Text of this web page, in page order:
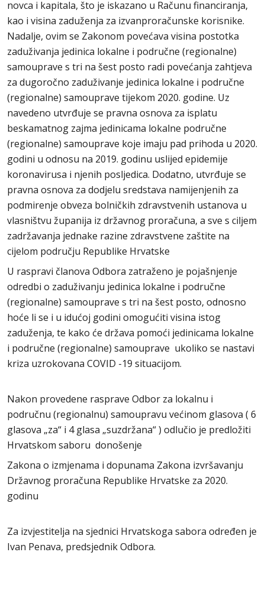
novca i kapitala, što je iskazano u Računu financiranja,
kao i visina zaduženja za izvanproračunske korisnike.
Nadalje, ovim se Zakonom povećava visina postotka
zaduživanja jedinica lokalne i područne (regionalne)
samouprave s tri na šest posto radi povećanja zahtjeva
za dugoročno zaduživanje jedinica lokalne i područne
(regionalne) samouprave tijekom 2020. godine. Uz
navedeno utvrđuje se pravna osnova za isplatu
beskamatnog zajma jedinicama lokalne područne
(regionalne) samouprave koje imaju pad prihoda u 2020.
godini u odnosu na 2019. godinu uslijed epidemije
koronavirusa i njenih posljedica. Dodatno, utvrđuje se
pravna osnova za dodjelu sredstava namijenjenih za
podmirenje obveza bolničkih zdravstvenih ustanova u
vlasništvu županija iz državnog proračuna, a sve s ciljem
zadržavanja jednake razine zdravstvene zaštite na
cijelom području Republike Hrvatske
U raspravi članova Odbora zatraženo je pojašnjenje
odredbi o zaduživanju jedinica lokalne i područne
(regionalne) samouprave s tri na šest posto, odnosno
hoće li se i u idućoj godini omogućiti visina istog
zaduženja, te kako će država pomoći jedinicama lokalne
i područne (regionalne) samouprave ukoliko se nastavi
kriza uzrokovana COVID -19 situacijom.
Nakon provedene rasprave Odbor za lokalnu i
područnu (regionalnu) samoupravu većinom glasova ( 6
glasova „za“ i 4 glasa „suzdržana“ ) odlučio je predložiti
Hrvatskom saboru donošenje
Zakona o izmjenama i dopunama Zakona izvršavanju
Državnog proračuna Republike Hrvatske za 2020.
godinu
Za izvjestitelja na sjednici Hrvatskoga sabora određen je
Ivan Penava, predsjednik Odbora.